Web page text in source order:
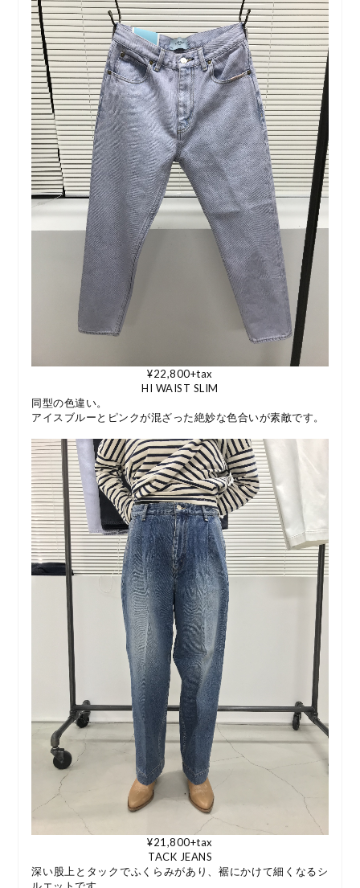
¥22,800+tax
HI WAIST SLIM
同型の色違い。
アイスブルーとピンクが混ざった絶妙な色合いが素敵です。
¥21,800+tax
TACK JEANS
深い股上とタックでふくらみがあり、裾にかけて細くなるシ
ルエットです。